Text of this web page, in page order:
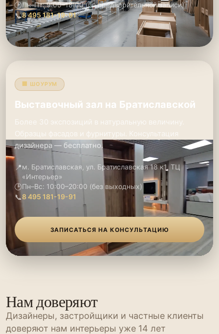
🕑Пн–Пт: 9:00–18:00 (по предварительной записи)
📞8 495 181-19-91
🏢 ШОУРУМ
Выставочный зал на Братиславской
Более 30 экспозиций в натуральную величину.
Образцы фасадов и фурнитуры. Консультация
дизайнера — бесплатно.
📍м. Братиславская, ул. Братиславская 18 к1, ТЦ
«Интерьер»
🕑Пн–Вс: 10:00–20:00 (без выходных)
📞8 495 181-19-91
ЗАПИСАТЬСЯ НА КОНСУЛЬТАЦИЮ
Нам доверяют
Дизайнеры, застройщики и частные клиенты
доверяют нам интерьеры уже 14 лет